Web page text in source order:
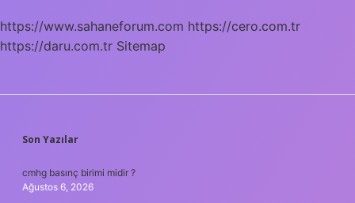
https://www.sahaneforum.com https://cero.com.tr
https://daru.com.tr Sitemap
SIDEBAR
Son Yazılar
cmhg basınç birimi midir ?
Ağustos 6, 2026